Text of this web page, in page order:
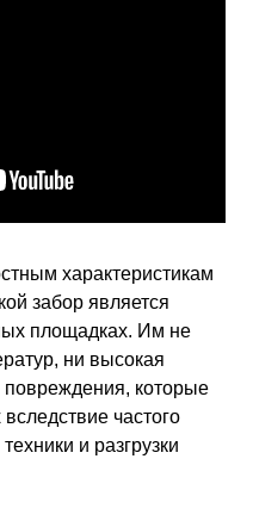
характеристикам
забор является
площадках. Им не
ни высокая
повреждения, которые
частого
и разгрузки